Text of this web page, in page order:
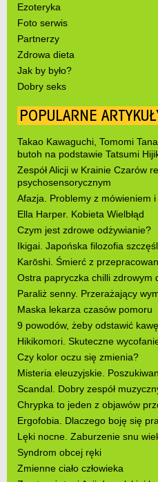
Ezoteryka
Foto serwis
Partnerzy
Zdrowa dieta
Jak by było?
Dobry seks
POPULARNE
Takao Kawaguchi, Tomomi
butoh na podstawie Tatsumi
Zespół Alicji w Krainie Czarów
psychosensorycznym
Afazja. Problemy z mówieniem
Ella Harper. Kobieta Wielbłąd
Czym jest zdrowe odżywianie?
Ikigai. Japońska filozofia
Karōshi. Śmierć z
Ostra papryczka chilli zdrowym
Paraliż senny. Przerażający
Maska lekarza czasów pomoru
9 powodów, żeby odstawić
Hikikomori. Skuteczne
Czy kolor oczu się zmienia?
Misteria eleuzyjskie.
Scandal. Dobry zespół
Chrypka to jeden z objawów
Ergofobia. Dlaczego boję się
Lęki nocne. Zaburzenie snu
Syndrom obcej ręki
Zmienne ciało człowieka